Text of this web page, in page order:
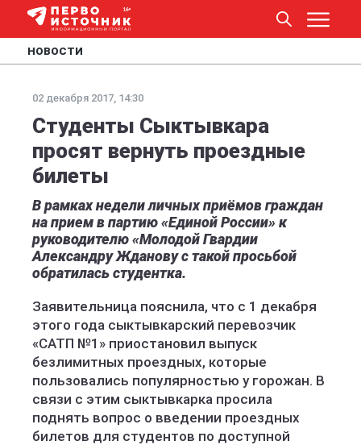
НОВОСТИ
02 декабря 2017, 14:30
Студенты Сыктывкара
просят вернуть проездные
билеты
В рамках недели личных приёмов граждан
на прием в партию «Единой России» к
руководителю «Молодой Гвардии
Александру Жданову с такой просьбой
обратилась студентка.
Заявительница пояснила, что с 1 декабря
этого года сыктывкарский перевозчик
«САТП №1» приостановил выпуск
безлимитных проездных, которые
пользовались популярностью у горожан. В
связи с этим сыктывкарка просила
поднять вопрос о введении проездных
билетов для студентов по доступной